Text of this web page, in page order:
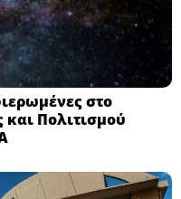
στο
και Πολιτισμού